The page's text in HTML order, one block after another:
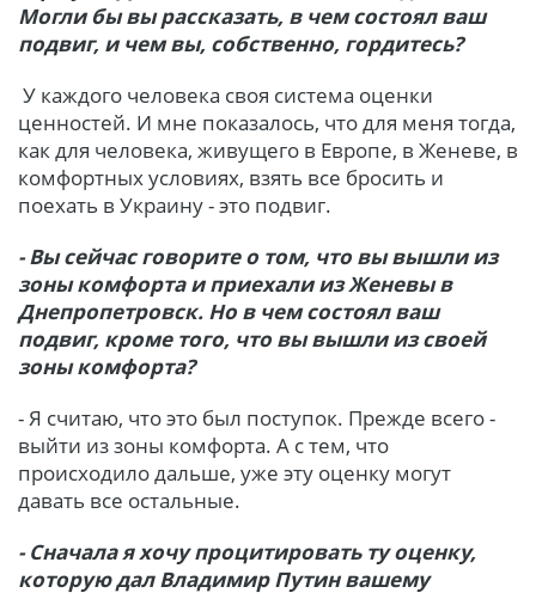
Могли бы вы рассказать, в чем состоял ваш
подвиг, и чем вы, собственно, гордитесь?
У каждого человека своя система оценки
ценностей. И мне показалось, что для меня тогда,
как для человека, живущего в Европе, в Женеве, в
комфортных условиях, взять все бросить и
поехать в Украину - это подвиг.
- Вы сейчас говорите о том, что вы вышли из
зоны комфорта и приехали из Женевы в
Днепропетровск. Но в чем состоял ваш
подвиг, кроме того, что вы вышли из своей
зоны комфорта?
- Я считаю, что это был поступок. Прежде всего -
выйти из зоны комфорта. А с тем, что
происходило дальше, уже эту оценку могут
давать все остальные.
- Сначала я хочу процитировать ту оценку,
которую дал Владимир Путин вашему